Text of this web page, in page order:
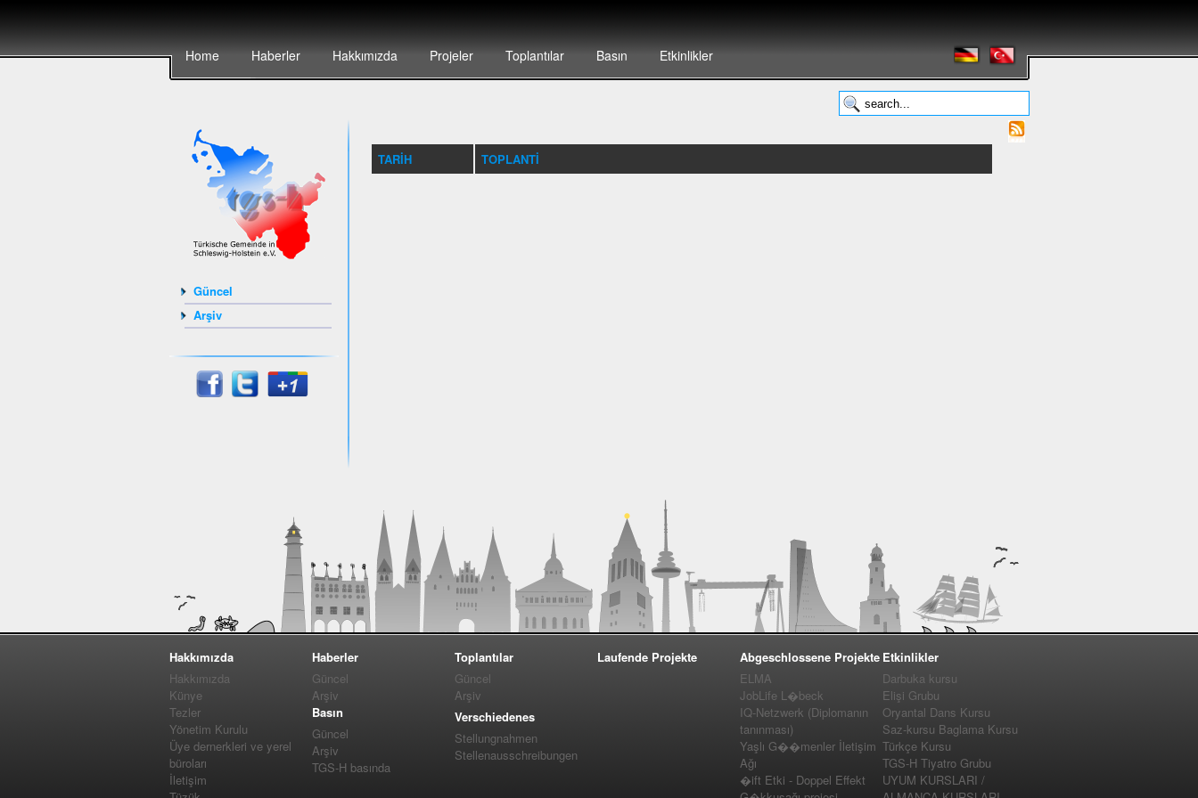
Home Haberler Hakkımızda Projeler Toplantılar Basın Etkinlikler
Güncel
Arşiv
TARIH TOPLANTI
Hakkımızda
Hakkımızda
Künye
Tezler
Yönetim Kurulu
Üye dernerkleri ve yerel
büroları
İletişim
Haberler
Güncel
Arşiv
Basın
Güncel
Arşiv
TGS-H basında
Toplantılar
Güncel
Arşiv
Verschiedenes
Stellungnahmen
Stellenausschreibungen
Laufende Projekte
Abgeschlossene Projekte
ELMA
JobLife L�beck
IQ-Netzwerk (Diplomanın
tanınması)
Yaşlı G��menler İletişim
Ağı
�ift Etki - Doppel Effekt
Etkinlikler
Darbuka kursu
Elişi Grubu
Oryantal Dans Kursu
Saz-kursu Baglama Kursu
Türkçe Kursu
TGS-H Tiyatro Grubu
UYUM KURSLARI /